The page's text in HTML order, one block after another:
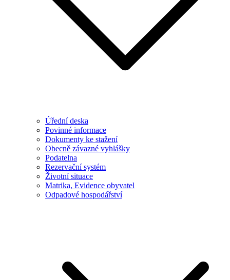
Úřední deska
Povinné informace
Dokumenty ke stažení
Obecně závazné vyhlášky
Podatelna
Rezervační systém
Životní situace
Matrika, Evidence obyvatel
Odpadové hospodářství